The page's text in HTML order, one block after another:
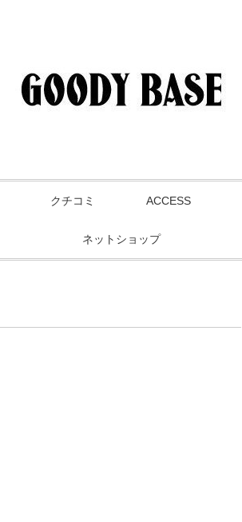
クチコミ ACCESS
ネットショップ